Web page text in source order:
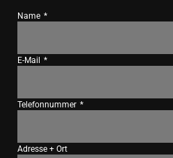
Name
E-Mail
Telefonnummer
Adresse + Ort